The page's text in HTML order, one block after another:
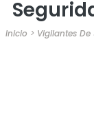
Inicio > Vigilantes